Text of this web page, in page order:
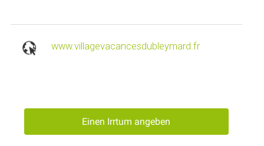
www.villagevacancesdubleymard.fr
Einen Irrtum angeben